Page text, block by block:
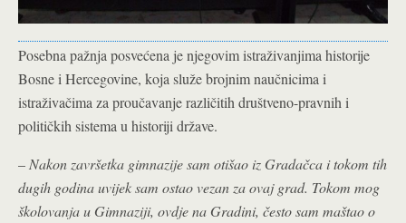
Posebna pažnja posvećena je njegovim istraživanjima historije
Bosne i Hercegovine, koja služe brojnim naučnicima i
istraživačima za proučavanje različitih društveno-pravnih i
političkih sistema u historiji države.
– Nakon završetka gimnazije sam otišao iz Gradačca i tokom tih
dugih godina uvijek sam ostao vezan za ovaj grad. Tokom mog
školovanja u Gimnaziji, ovdje na Gradini, često sam maštao o